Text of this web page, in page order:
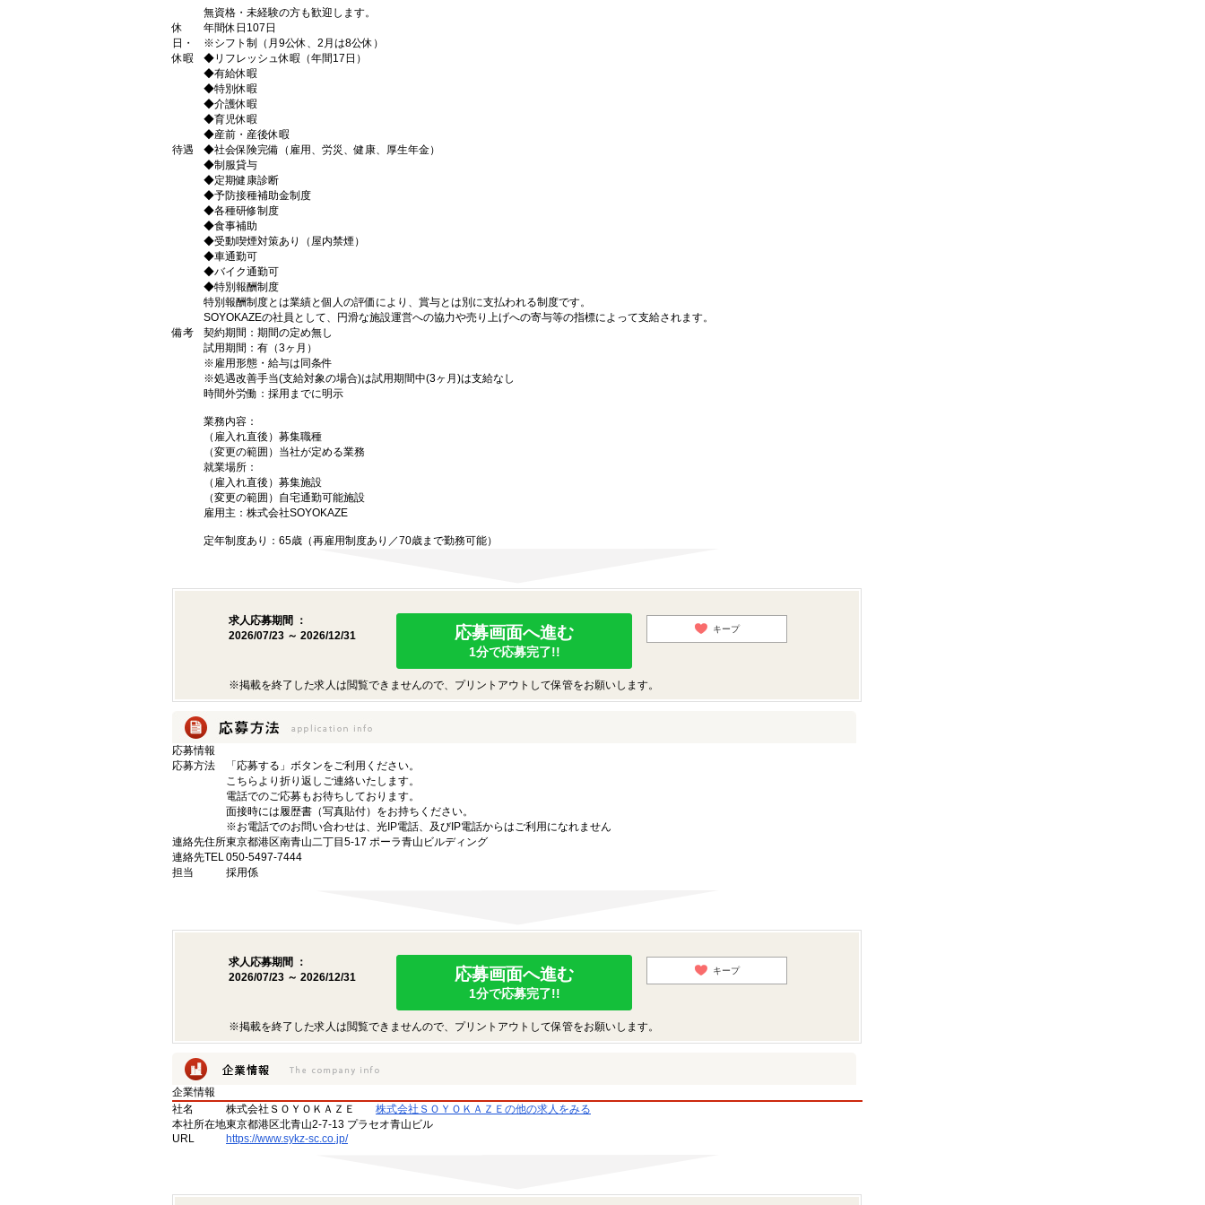
無資格・未経験の方も歓迎します。
休
日・
休暇
年間休日107日
※シフト制（月9公休、2月は8公休）
◆リフレッシュ休暇（年間17日）
◆有給休暇
◆特別休暇
◆介護休暇
◆育児休暇
◆産前・産後休暇
待遇
◆社会保険完備（雇用、労災、健康、厚生年金）
◆制服貸与
◆定期健康診断
◆予防接種補助金制度
◆各種研修制度
◆食事補助
◆受動喫煙対策あり（屋内禁煙）
◆車通勤可
◆バイク通勤可
◆特別報酬制度
特別報酬制度とは業績と個人の評価により、賞与とは別に支払われる制度です。
SOYOKAZEの社員として、円滑な施設運営への協力や売り上げへの寄与等の指標によって支給されます。
備考
契約期間：期間の定め無し
試用期間：有（3ヶ月）
※雇用形態・給与は同条件
※処遇改善手当(支給対象の場合)は試用期間中(3ヶ月)は支給なし
時間外労働：採用までに明示
業務内容：
（雇入れ直後）募集職種
（変更の範囲）当社が定める業務
就業場所：
（雇入れ直後）募集施設
（変更の範囲）自宅通勤可能施設
雇用主：株式会社SOYOKAZE
定年制度あり：65歳（再雇用制度あり／70歳まで勤務可能）
求人応募期間 ：
2026/07/23 ～ 2026/12/31
応募画面へ進む
1分で応募完了!!
キープ
※掲載を終了した求人は閲覧できませんので、プリントアウトして保管をお願いします。
応募情報
応募方法
「応募する」ボタンをご利用ください。
こちらより折り返しご連絡いたします。
電話でのご応募もお待ちしております。
面接時には履歴書（写真貼付）をお持ちください。
※お電話でのお問い合わせは、光IP電話、及びIP電話からはご利用になれません
連絡先住所東京都港区南青山二丁目5-17 ポーラ青山ビルディング
連絡先TEL050-5497-7444
担当
採用係
求人応募期間 ：
2026/07/23 ～ 2026/12/31
応募画面へ進む
1分で応募完了!!
キープ
※掲載を終了した求人は閲覧できませんので、プリントアウトして保管をお願いします。
企業情報
社名
株式会社ＳＯＹＯＫＡＺＥ
株式会社ＳＯＹＯＫＡＺＥの他の求人をみる
本社所在地東京都港区北青山2-7-13 プラセオ青山ビル
URL
https://www.sykz-sc.co.jp/